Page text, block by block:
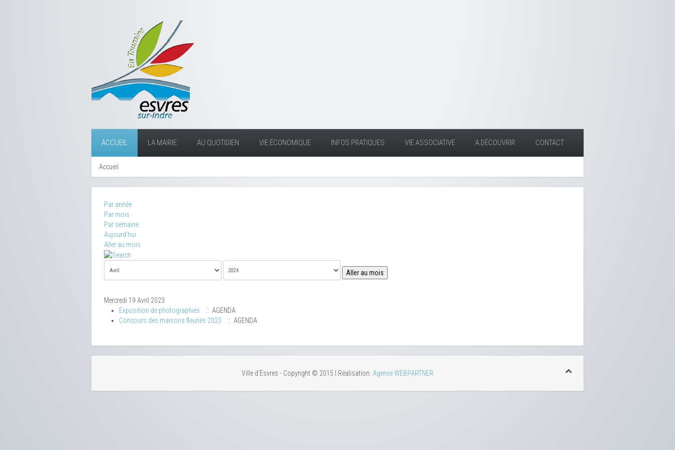
ACCUEIL LA MAIRIE AU QUOTIDIEN VIE ÉCONOMIQUE INFOS PRATIQUES VIE ASSOCIATIVE A DÉCOUVRIR CONTACT
Accueil
Par année
Par mois
Par semaine
Aujourd'hui
Aller au mois
Aller au mois
Mercredi 19 Avril 2023
Exposition de photographies
:: AGENDA
Concours des maisons fleuries 2023
:: AGENDA
Ville d'Esvres - Copyright © 2015 | Réalisation: Agence WEBPARTNER